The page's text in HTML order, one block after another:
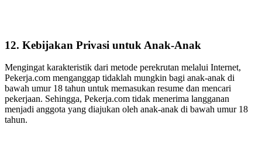
12. Kebijakan Privasi untuk Anak-Anak
Mengingat karakteristik dari metode perekrutan melalui Internet,
Pekerja.com menganggap tidaklah mungkin bagi anak-anak di
bawah umur 18 tahun untuk memasukan resume dan mencari
pekerjaan. Sehingga, Pekerja.com tidak menerima langganan
menjadi anggota yang diajukan oleh anak-anak di bawah umur 18
tahun.